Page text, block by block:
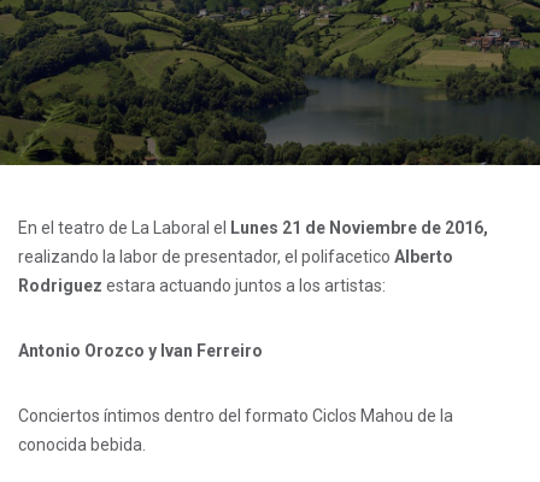
En el teatro de La Laboral el
Lunes 21 de Noviembre de 2016,
realizando la labor de presentador, el polifacetico Alberto
Rodriguez estara actuando juntos a los artistas:
Antonio Orozco y Ivan Ferreiro
Conciertos íntimos dentro del formato Ciclos Mahou de la
conocida bebida.